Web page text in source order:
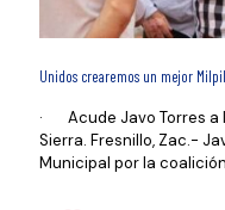
Unidos crearemos un mejor
· Acude Javo Torres a
Sierra. Fresnillo, Zac.-
Municipal por la